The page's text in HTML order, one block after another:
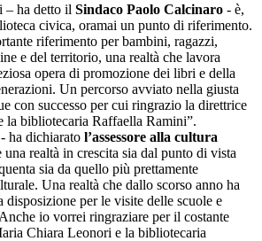
– ha detto il Sindaco Paolo Calcinaro - è,
civica, oramai un punto di riferimento.
riferimento per bambini, ragazzi,
e del territorio, una realtà che lavora
opera di promozione dei libri e della
Un percorso avviato nella giusta
con successo per cui ringrazio la direttrice
la bibliotecaria Raffaella Ramini”.
ha dichiarato l’assessore alla cultura
una realtà in crescita sia dal punto di vista
sia da quello più prettamente
Una realtà che dallo scorso anno ha
disposizione per le visite delle scuole e
io vorrei ringraziare per il costante
Chiara Leonori e la bibliotecaria